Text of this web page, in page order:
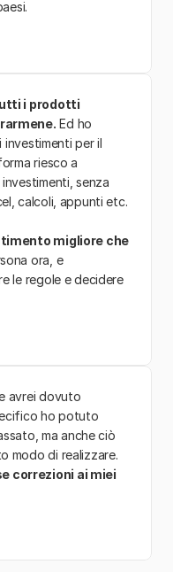
i prodotti
Ed ho
per il
riesco a
senza
calcoli, appunti etc.
migliore che
ora, e
le regole e decidere
avrei dovuto
ho potuto
ma anche ciò
correzioni ai miei